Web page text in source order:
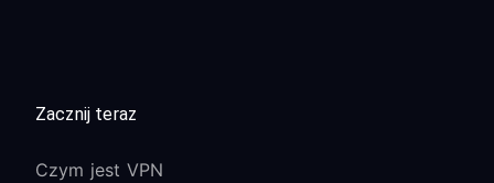
Zacznij teraz
Czym jest VPN